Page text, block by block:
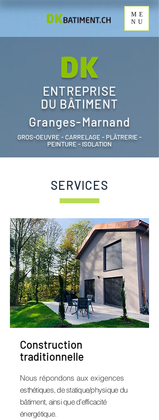
ME
NU
ENTREPRISE
DU BÂTIMENT
Granges-Marnand
GROS-OEUVRE - CARRELAGE - PLÂTRERIE -
PEINTURE - ISOLATION
SERVICES
Construction
traditionnelle
Nous répondons aux exigences
esthétiques, de statique/physique du
bâtiment, ainsi que d’efficacité
énergétique.